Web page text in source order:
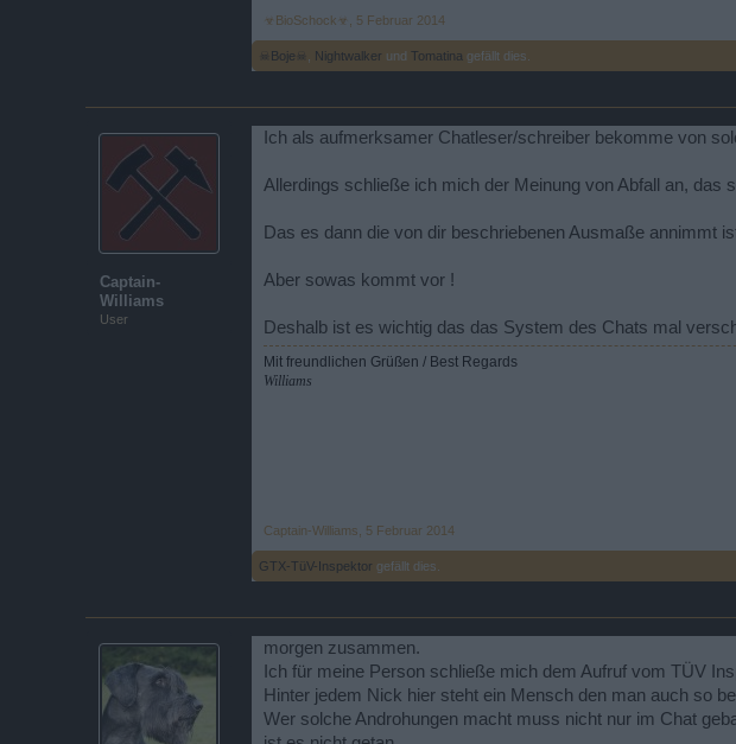
☣BioSchock☣
5 Februar 2014
☠Boje☠ Nightwalker und Tomatina gefällt dies.
Captain-
Williams
User
Ich als aufmerksamer Chatleser/schreiber bekomme von
Allerdings schließe ich mich der Meinung von Abfall an, das
Das es dann die von dir beschriebenen Ausmaße annimmt
Aber sowas kommt vor !
Deshalb ist es wichtig das das System des Chats mal
Mit freundlichen Grüßen / Best Regards
Williams
Captain-Williams 5 Februar 2014
GTX-TüV-Inspektor gefällt dies.
morgen zusammen.
Ich für meine Person schließe mich dem Aufruf vom TÜV
Hinter jedem Nick hier steht ein Mensch den man auch so
Wer solche Androhungen macht muss nicht nur im Chat